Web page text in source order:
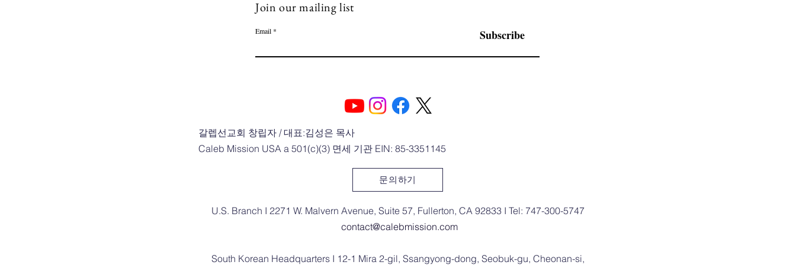
Join our mailing list
Email Subscribe
갈렙선교회 창립자 / 대표:김성은 목사
Caleb Mission USA a 501(c)(3) 면세 기관 EIN: 85-3351145
문의하기
U.S. Branch I 2271 W. Malvern Avenue, Suite 57, Fullerton, CA 92833 I Tel: 747-300-5747
contact@calebmission.com
South Korean Headquarters I 12-1 Mira 2-gil, Ssangyong-dong, Seobuk-gu, Cheonan-si,